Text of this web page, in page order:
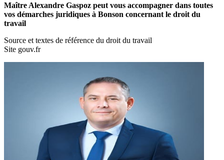
Maître Alexandre Gaspoz peut vous accompagner dans toutes
vos démarches juridiques à Bonson concernant le droit du
travail
Source et textes de référence du droit du travail
Site gouv.fr